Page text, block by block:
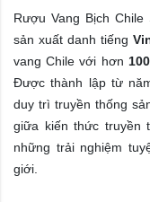
Rượu Vang Bịch
sản xuất danh tiếng
vang Chile với hơn
Được thành lập từ
duy trì truyền thống
giữa kiến thức truyền
những trải nghiệm
giới.